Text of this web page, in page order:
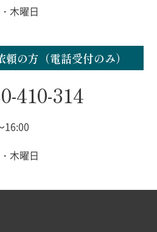
木曜日
の方（電話受付のみ）
410-314
16:00
木曜日